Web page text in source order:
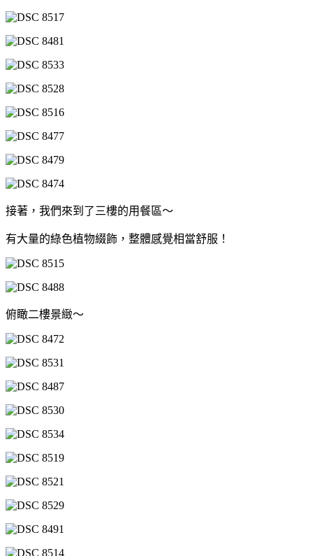
接著，我們來到了三樓的用餐區～
有大量的綠色植物綴飾，整體感覺相當舒服！
俯瞰二樓景緻～